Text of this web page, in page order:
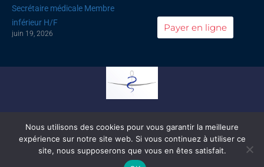
Secrétaire médicale Membre
inférieur H/F
juin 19, 2026
Payer en ligne
© All rights reserved |Mentions légales| Politique de confidentialité
Développé par
HyppoWeb
Nous utilisons des cookies pour vous garantir la meilleure
expérience sur notre site web. Si vous continuez à utiliser ce
site, nous supposerons que vous en êtes satisfait.